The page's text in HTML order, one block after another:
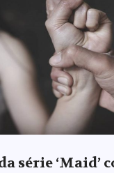
série ‘Maid’